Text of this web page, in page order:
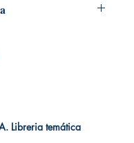
Libreria temática